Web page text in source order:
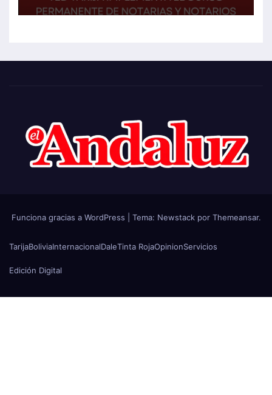
Funciona gracias a WordPress Tema: Newstackpor Themeansar.
TarijaBoliviaInternacionalDaleTinta RojaOpinionServicios
Edición Digital